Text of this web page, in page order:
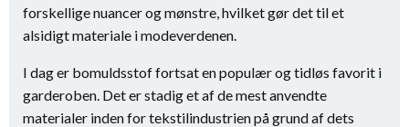
forskellige nuancer og mønstre, hvilket gør det til et
alsidigt materiale i modeverdenen.
I dag er bomuldsstof fortsat en populær og tidløs favorit i
garderoben. Det er stadig et af de mest anvendte
materialer inden for tekstilindustrien på grund af dets